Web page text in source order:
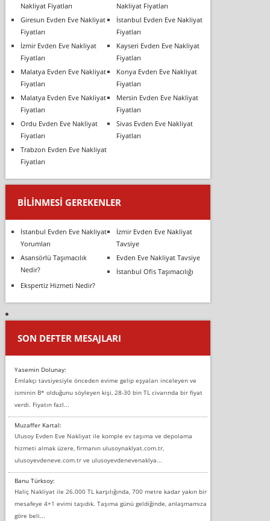
Nakliyat Fiyatları
Nakliyat Fiyatları
Giresun Evden Eve Nakliyat
Fiyatları
İstanbul Evden Eve Nakliyat
Fiyatları
İzmir Evden Eve Nakliyat
Fiyatları
Kayseri Evden Eve Nakliyat
Fiyatları
Malatya Evden Eve Nakliyat
Fiyatları
Konya Evden Eve Nakliyat
Fiyatları
Malatya Evden Eve Nakliyat
Fiyatları
Mersin Evden Eve Nakliyat
Fiyatları
Ordu Evden Eve Nakliyat
Fiyatları
Sivas Evden Eve Nakliyat
Fiyatları
Trabzon Evden Eve Nakliyat
Fiyatları
BILINMESI GEREKENLER
İstanbul Evden Eve Nakliyat
Yorumları
İzmir Evden Eve Nakliyat
Tavsiye
Asansörlü Taşımacılık
Nedir?
Evden Eve Nakliyat Tavsiye
İstanbul Ofis Taşımacılığı
Ekspertiz Hizmeti Nedir?
SON DEFTER MESAJLARI
Yasemin Dolunay:
Emlakçı tavsiyesiyle önceden evime gelip eşyaları inceleyen ve
isminin B* olduğunu söyleyen kişi, 28-30 bin TL civarında bir fiyat
verdi. Fiyatın fazl...
Muzaffer Kartal:
Ulusoy Evden Eve Nakliyat ile komple ev taşıma ve depolama
hizmeti almak üzere, firmanın ulusoynaklyat.com.tr,
ulusoyevdeneve.com.tr ve ulusoyevdenevenaklya...
Banu Türksoy:
Haliç Nakliyat ile 26.000 TL karşılığında, 700 metre kadar yakın bir
mesafeye 4+1 evimi taşıdık. Taşıma günü geldiğinde, anlaşmamıza
göre beli...